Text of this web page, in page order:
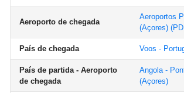
Aeroporto de chegada
Aeroportos
(Açores)
País de chegada Voos -
País de partida - Aeroporto
de chegada
Angola -
(Açores)